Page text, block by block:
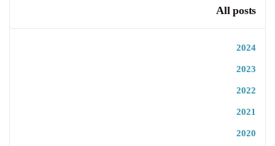
All posts
2024
2023
2022
2021
2020